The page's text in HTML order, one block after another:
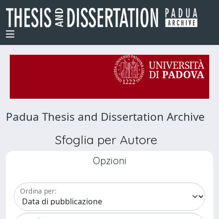
Padua Thesis and Dissertation Archive
Sfoglia per Autore
Opzioni
Ordina per: